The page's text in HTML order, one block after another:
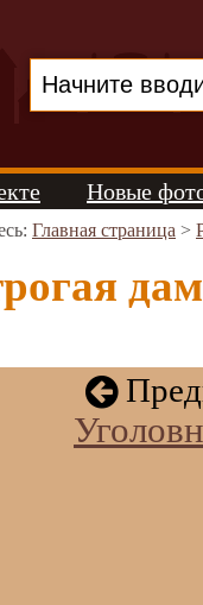
Новые
Главная страница >